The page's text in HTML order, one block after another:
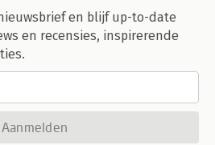
en blijf up-to-date
en recensies, inspirerende
Aanmelden